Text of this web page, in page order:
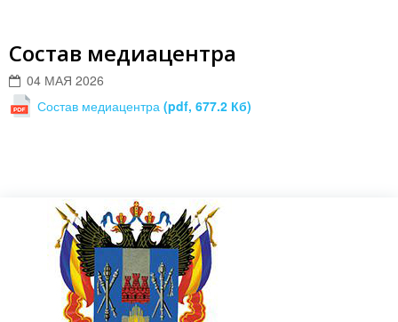
Состав медиацентра
04 МАЯ 2026
Состав медиацентра (pdf, 677.2 Кб)